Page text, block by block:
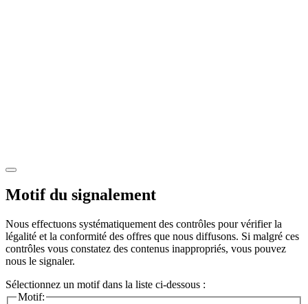
Motif du signalement
Nous effectuons systématiquement des contrôles pour vérifier la
légalité et la conformité des offres que nous diffusons. Si malgré ces
contrôles vous constatez des contenus inappropriés, vous pouvez
nous le signaler.
Sélectionnez un motif dans la liste ci-dessous :
Motif: